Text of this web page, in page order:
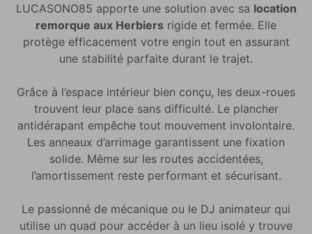
LUCASONO85 apporte une solution avec sa location
remorque aux Herbiers rigide et fermée. Elle
protège efficacement votre engin tout en assurant
une stabilité parfaite durant le trajet.
Grâce à l’espace intérieur bien conçu, les deux-roues
trouvent leur place sans difficulté. Le plancher
antidérapant empêche tout mouvement involontaire.
Les anneaux d’arrimage garantissent une fixation
solide. Même sur les routes accidentées,
l’amortissement reste performant et sécurisant.
Le passionné de mécanique ou le DJ animateur qui
utilise un quad pour accéder à un lieu isolé y trouve